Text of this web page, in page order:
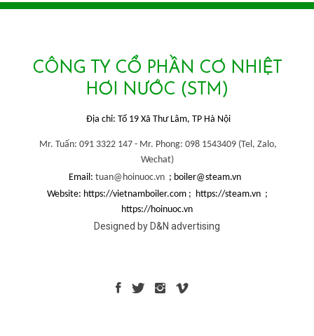
CÔNG TY CỔ PHẦN CƠ NHIỆT
HƠI NƯỚC (STM)
Địa chỉ: Tổ 19 Xã Thư Lâm, TP Hà Nội
Mr. Tuấn: 091 3322 147 - Mr. Phong: 098 1543409 (Tel, Zalo,
Wechat)
Email: tuan@hoinuoc.vn ; boiler@steam.vn
Website: https://vietnamboiler.com ; https://steam.vn ;
https://hoinuoc.vn
Designed by D&N advertising